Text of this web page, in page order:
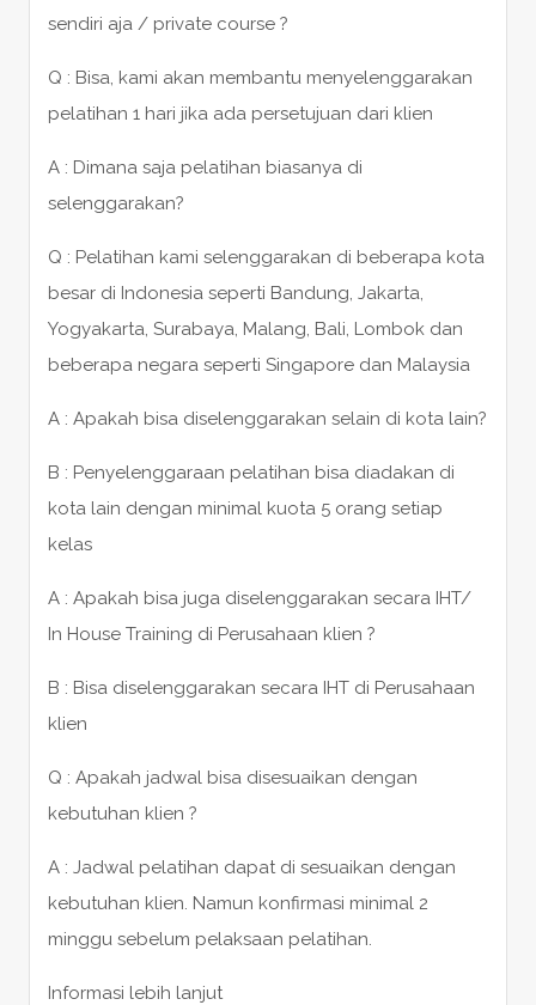
sendiri aja / private course ?
Q : Bisa, kami akan membantu menyelenggarakan
pelatihan 1 hari jika ada persetujuan dari klien
A : Dimana saja pelatihan biasanya di
selenggarakan?
Q : Pelatihan kami selenggarakan di beberapa kota
besar di Indonesia seperti Bandung, Jakarta,
Yogyakarta, Surabaya, Malang, Bali, Lombok dan
beberapa negara seperti Singapore dan Malaysia
A : Apakah bisa diselenggarakan selain di kota lain?
B : Penyelenggaraan pelatihan bisa diadakan di
kota lain dengan minimal kuota 5 orang setiap
kelas
A : Apakah bisa juga diselenggarakan secara IHT/
In House Training di Perusahaan klien ?
B : Bisa diselenggarakan secara IHT di Perusahaan
klien
Q : Apakah jadwal bisa disesuaikan dengan
kebutuhan klien ?
A : Jadwal pelatihan dapat di sesuaikan dengan
kebutuhan klien. Namun konfirmasi minimal 2
minggu sebelum pelaksaan pelatihan.
Informasi lebih lanjut